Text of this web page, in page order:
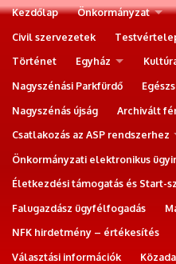
Kezdőlap Önkormányzat
Civil szervezetek
Történet
Egyház
Nagyszénási Parkfürdő
Nagyszénás újság
Archivált
Csatlakozás az ASP rendszerhez
Önkormányzati elektronikus
Életkezdési támogatás és Start-
Falugazdász ügyfélfogadás
NFK hirdetmény – értékesítés
Választási információk